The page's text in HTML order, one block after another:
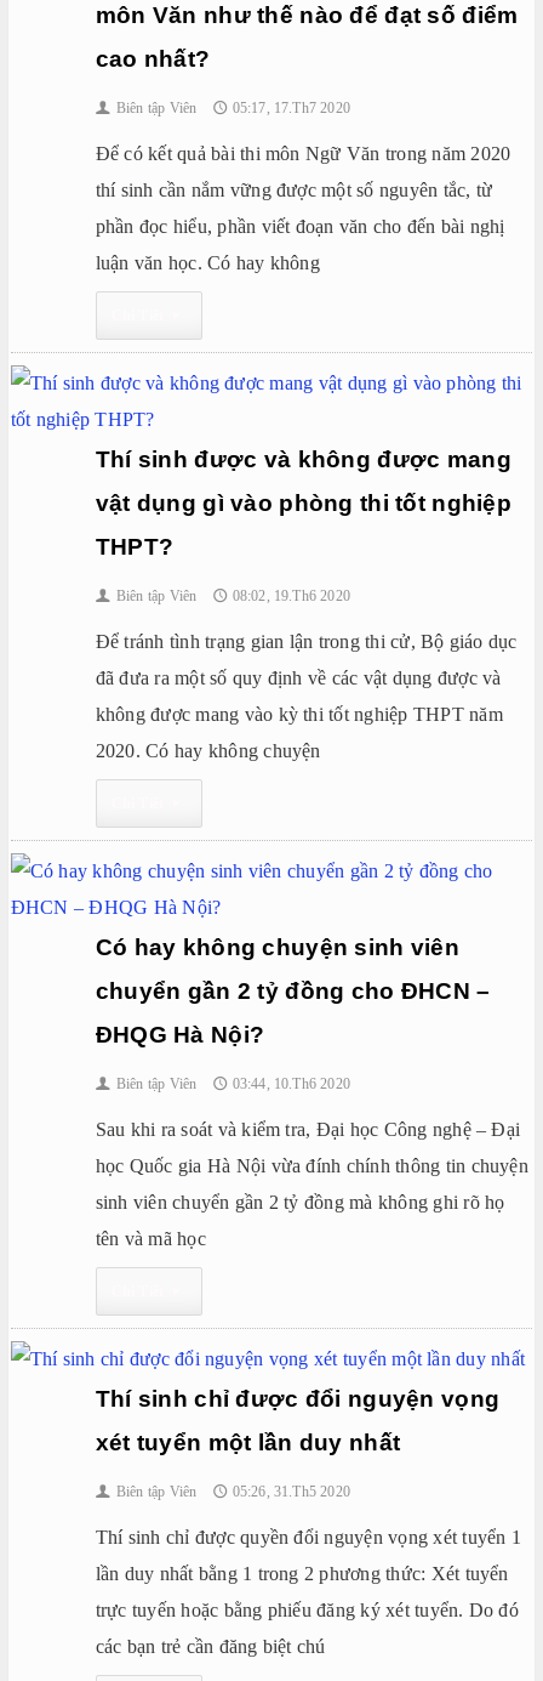
môn Văn như thế nào để đạt số điểm
cao nhất?
👤 Biên tập Viên 🕔 05:17, 17.Th7 2020
Để có kết quả bài thi môn Ngữ Văn trong năm 2020
thí sinh cần nắm vững được một số nguyên tắc, từ
phần đọc hiểu, phần viết đoạn văn cho đến bài nghị
luận văn học. Có hay không
Thí sinh được và không được mang
vật dụng gì vào phòng thi tốt nghiệp
THPT?
👤 Biên tập Viên 🕔 08:02, 19.Th6 2020
Để tránh tình trạng gian lận trong thi cử, Bộ giáo dục
đã đưa ra một số quy định về các vật dụng được và
không được mang vào kỳ thi tốt nghiệp THPT năm
2020. Có hay không chuyện
Có hay không chuyện sinh viên
chuyển gần 2 tỷ đồng cho ĐHCN –
ĐHQG Hà Nội?
👤 Biên tập Viên 🕔 03:44, 10.Th6 2020
Sau khi ra soát và kiểm tra, Đại học Công nghệ – Đại
học Quốc gia Hà Nội vừa đính chính thông tin chuyện
sinh viên chuyển gần 2 tỷ đồng mà không ghi rõ họ
tên và mã học
Thí sinh chỉ được đổi nguyện vọng
xét tuyển một lần duy nhất
👤 Biên tập Viên 🕔 05:26, 31.Th5 2020
Thí sinh chỉ được quyền đổi nguyện vọng xét tuyển 1
lần duy nhất bằng 1 trong 2 phương thức: Xét tuyển
trực tuyến hoặc bằng phiếu đăng ký xét tuyển. Do đó
các bạn trẻ cần đăng biệt chú